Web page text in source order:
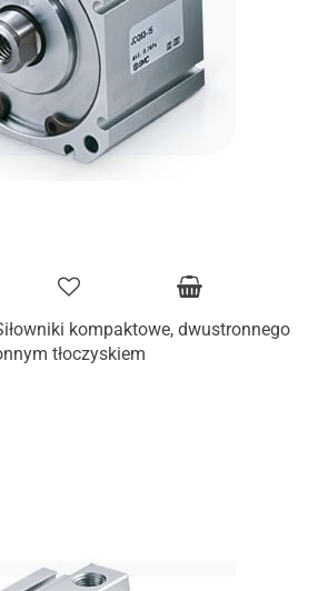
kompaktowe, dwustronnego
tłoczyskiem